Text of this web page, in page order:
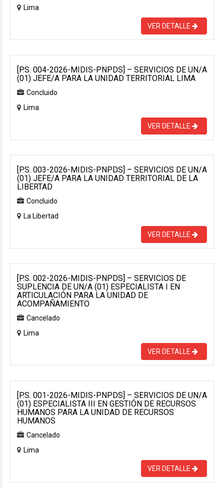
Lima
VER DETALLE
[P.S. 004-2026-MIDIS-PNPDS] – SERVICIOS DE UN/A
(01) JEFE/A PARA LA UNIDAD TERRITORIAL LIMA
Concluido
Lima
VER DETALLE
[P.S. 003-2026-MIDIS-PNPDS] – SERVICIOS DE UN/A
(01) JEFE/A PARA LA UNIDAD TERRITORIAL DE LA
LIBERTAD
Concluido
La Libertad
VER DETALLE
[P.S. 002-2026-MIDIS-PNPDS] – SERVICIOS DE
SUPLENCIA DE UN/A (01) ESPECIALISTA I EN
ARTICULACIÓN PARA LA UNIDAD DE
ACOMPAÑAMIENTO
Cancelado
Lima
VER DETALLE
[P.S. 001-2026-MIDIS-PNPDS] – SERVICIOS DE UN/A
(01) ESPECIALISTA III EN GESTIÓN DE RECURSOS
HUMANOS PARA LA UNIDAD DE RECURSOS
HUMANOS
Cancelado
Lima
VER DETALLE